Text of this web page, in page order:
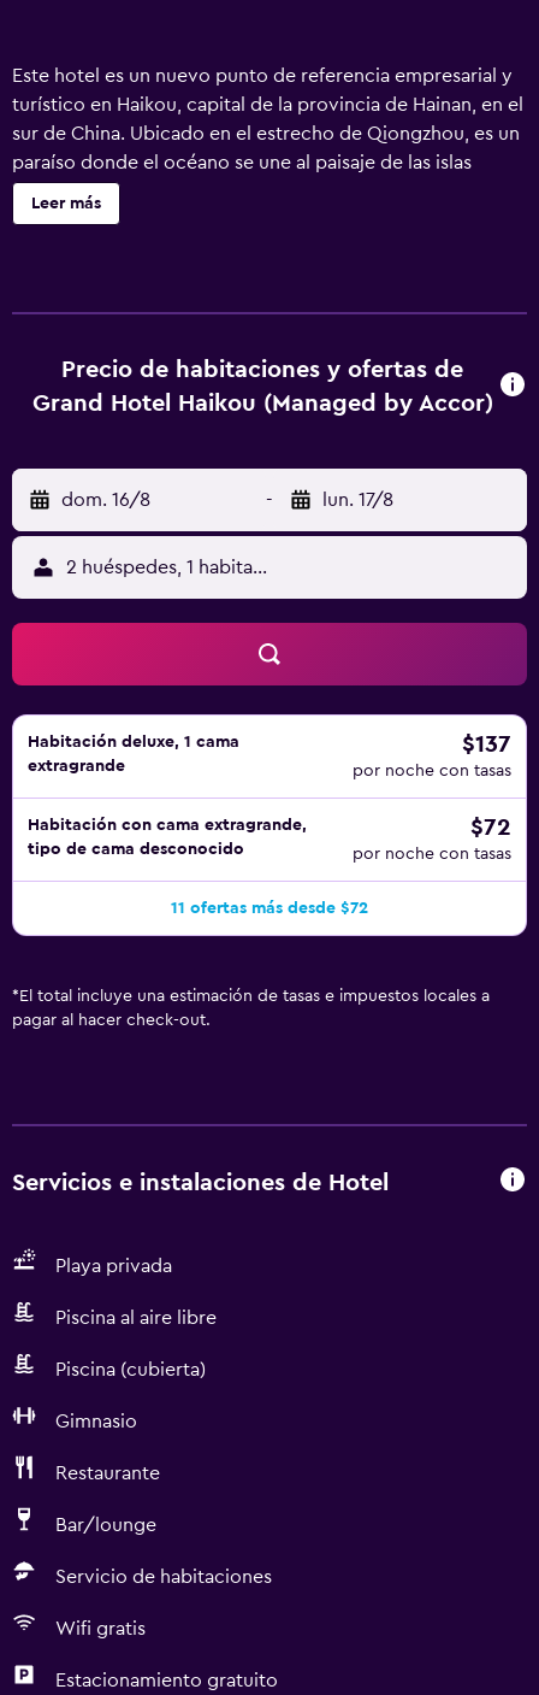
Este hotel es un nuevo punto de referencia empresarial y
turístico en Haikou, capital de la provincia de Hainan, en el
sur de China. Ubicado en el estrecho de Qiongzhou, es un
paraíso donde el océano se une al paisaje de las islas
tropicales. El hotel, junto al centro internacional de
exposiciones de Hainan y la oficina municipal de Haikou,
Leer más
Precio de habitaciones y ofertas de
Grand Hotel Haikou (Managed by Accor)
dom. 16/8 - lun. 17/8
2 huéspedes, 1 habitación
Habitación deluxe, 1 cama
extragrande
$137
por noche con tasas
Habitación con cama extragrande,
tipo de cama desconocido
$72
por noche con tasas
11 ofertas más desde $72
* El total incluye una estimación de tasas e impuestos locales a
pagar al hacer check-out.
Servicios e instalaciones de Hotel
Playa privada
Piscina al aire libre
Piscina (cubierta)
Gimnasio
Restaurante
Bar/lounge
Servicio de habitaciones
Wifi gratis
Estacionamiento gratuito